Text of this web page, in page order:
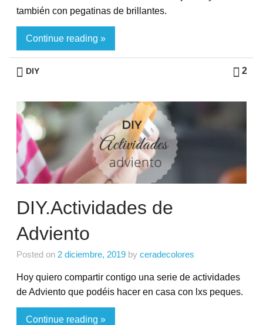
también con pegatinas de brillantes.
Continue reading »
2
DIY
DIY.Actividades de
Adviento
Posted on 2 diciembre, 2019 by ceradecolores
Hoy quiero compartir contigo una serie de actividades
de Adviento que podéis hacer en casa con lxs peques.
Continue reading »